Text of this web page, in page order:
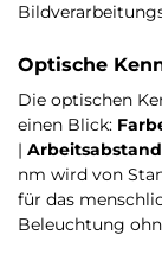
Optische
Die optischen
einen Blick:
|
nm wird von
für das
Beleuchtung